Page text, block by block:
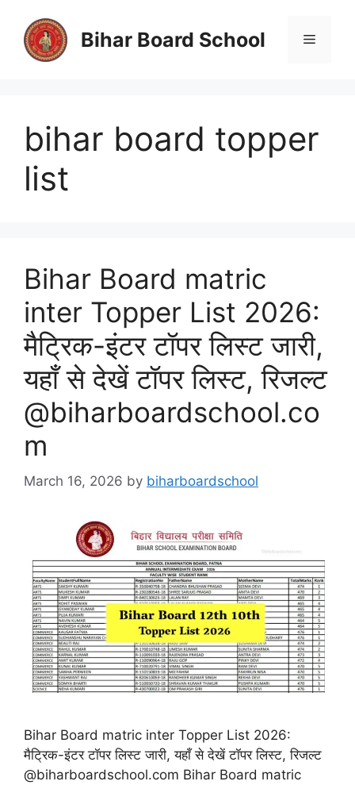
content
Bihar Board School Menu
bihar board topper
list
Bihar Board matric
inter Topper List 2026:
मैट्रिक-इंटर टॉपर लिस्ट जारी,
यहाँ से देखें टॉपर लिस्ट, रिजल्ट
@biharboardschool.co
m
March 16, 2026 by biharboardschool
Bihar Board matric inter Topper List 2026:
मैट्रिक-इंटर टॉपर लिस्ट जारी, यहाँ से देखें टॉपर लिस्ट, रिजल्ट
@biharboardschool.com Bihar Board matric